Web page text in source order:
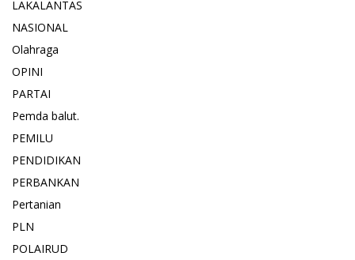
LAKALANTAS
NASIONAL
Olahraga
OPINI
PARTAI
Pemda balut.
PEMILU
PENDIDIKAN
PERBANKAN
Pertanian
PLN
POLAIRUD